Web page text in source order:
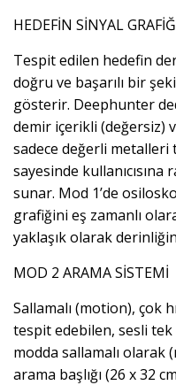
HEDEFİN SİNYAL
Tespit edilen hedefin
doğru ve başarılı bir
gösterir. Deephunter
demir içerikli (değersiz)
sadece değerli
sayesinde
sunar. Mod 1’de
grafiğini eş zamanlı
yaklaşık olarak
MOD 2 ARAMA SİSTEMİ
Sallamalı (motion), çok
tespit edebilen, sesli
modda sallamalı olarak
arama başlığı (26 x 32